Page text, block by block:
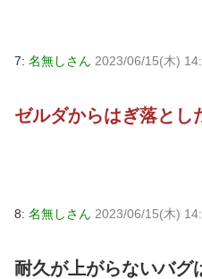
7: 名無しさん 2023/06/15(木)
ゼルダからはぎ落とし
8: 名無しさん 2023/06/15(木)
耐久が上がらないバグ